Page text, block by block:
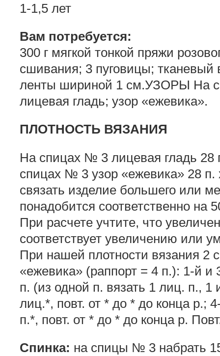
1-1,5 лет
Вам потребуется:
300 г мягкой тонкой пряжи
сшивания; 3 пуговицы; тканевый
ленты шириной 1 см.УЗОРЫ На
лицевая гладь; узор «ежевика».
ПЛОТНОСТЬ ВЯЗАНИЯ
На спицах № 3 лицевая гладь 28
спицах № 3 узор «ежевика» 28
связать изделие большего или
понадобится соответственно
При расчете учтите, что
соответствует увеличению или
При нашей плотности вязания 2
«ежевика» (раппорт = 4 п.): 1-й и
п. (из одной п. вязать 1 лиц. п.,
лиц.*, повт. от * до * до конца р.;
п.*, повт. от * до * до конца р.
Спинка: на спицы № 3 набрать